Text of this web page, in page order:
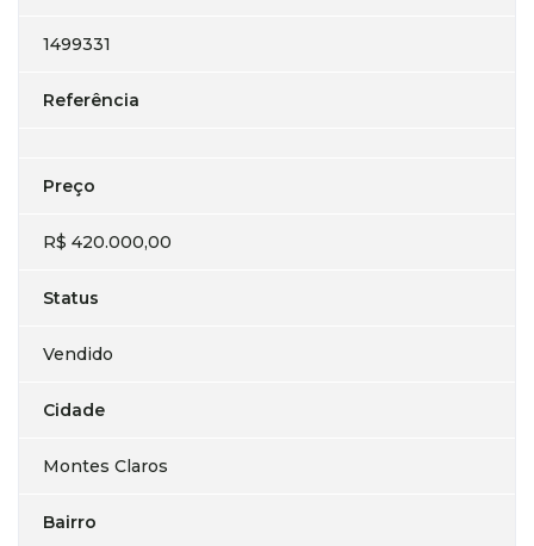
1499331
Referência
Preço
R$ 420.000,00
Status
Vendido
Cidade
Montes Claros
Bairro